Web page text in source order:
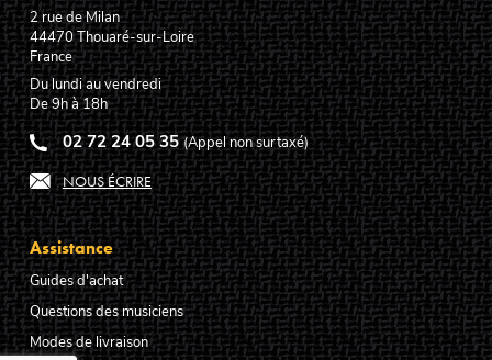
2 rue de Milan
44470Thouaré-sur-Loire
France
Du lundi au vendredi
De 9h à 18h
02 72 24 05 35 (Appel non surtaxé)
NOUS ÉCRIRE
Assistance
Guides d'achat
Questions des musiciens
Modes de livraison